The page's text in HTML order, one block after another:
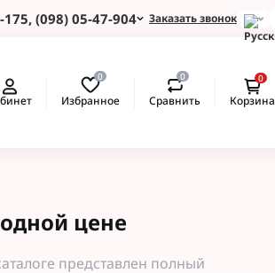
(098) 05-47-904 Заказать звонок
0
Избранное
0
Сравнить
0
Корзина
для Пшеницы
для Подсолнуха
Картофеля
цене
представлен полный